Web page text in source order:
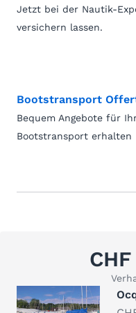
Jetzt bei der Nautik-
versichern lassen.
Bootstransport
Bequem Angebote für
Bootstransport erhalten